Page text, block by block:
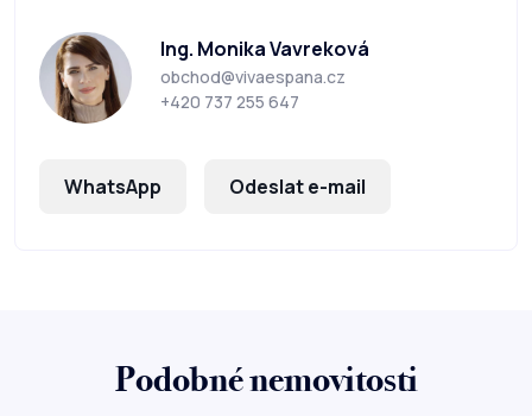
Ing. Monika Vavreková
obchod@vivaespana.cz
+420 737 255 647
WhatsApp Odeslat e-mail
Podobné nemovitosti